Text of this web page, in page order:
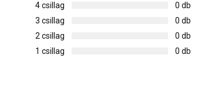
4 csillag
0 db
3 csillag
0 db
2 csillag
0 db
1 csillag
0 db